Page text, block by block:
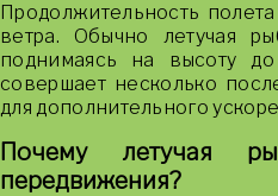
Продолжительность
ветра. Обычно летучая
поднимаясь на высоту
совершает несколько
для дополнительного
Почему летучая
передвижения?